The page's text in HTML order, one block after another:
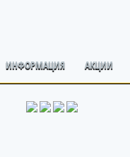
ИНФОРМАЦИЯ АКЦИИ